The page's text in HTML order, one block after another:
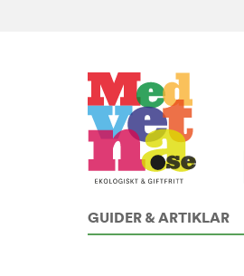
GUIDER & ARTIKLAR